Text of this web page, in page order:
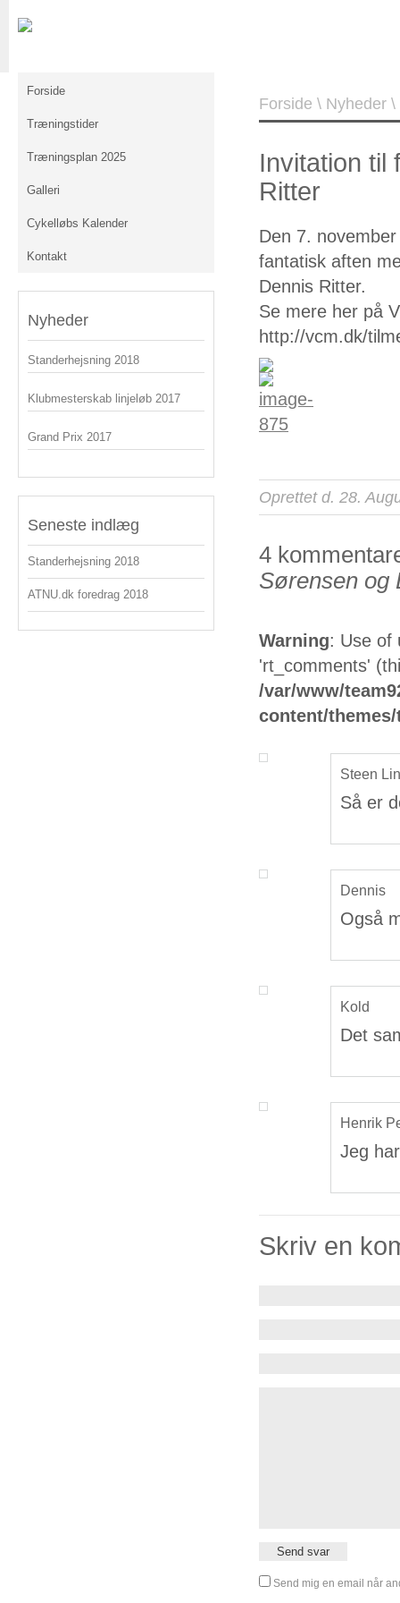
Forside
Træningstider
Træningsplan 2025
Galleri
Cykelløbs Kalender
Kontakt
Nyheder
Standerhejsning 2018
Klubmesterskab linjeløb 2017
Grand Prix 2017
Seneste indlæg
Standerhejsning 2018
ATNU.dk foredrag 2018
Forside \ Nyheder \
Invitation til
Ritter
Den 7.
fantatisk aften
Dennis Ritter.
Se mere her på
http://vcm.dk/
Oprettet d. 28.
4
Sørensen og
Warning: Use of
'rt_comments'
/var/www/
content/
Steen
Så er
Dennis
Også
Kold
Det
Henrik
Jeg
Skriv en
Send mig en email når